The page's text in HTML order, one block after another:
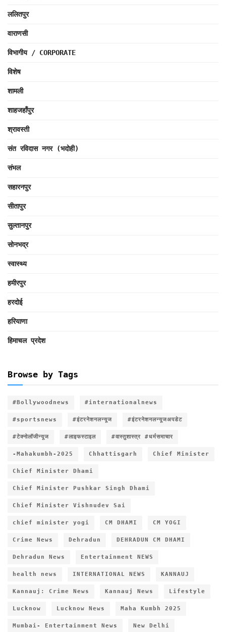
ललितपुर
वाराणसी
विभागीय / CORPORATE
विशेष
शामली
शाहजहाँपुर
श्रावस्ती
संत रविदास नगर (भदोही)
संभल
सहारनपुर
सीतापुर
सुल्तानपुर
सोनभद्र
स्वास्थ्य
हमीरपुर
हरदोई
हरियाणा
हिमाचल प्रदेश
Browse by Tags
#Bollywoodnews #internationalnews
#sportsnews #इंटरनेशनलन्यूज #इंटरनेशनलन्यूजअपडेट
#टेक्नोलॉजीन्यूज #लाइफस्टाइल #वास्तुशास्त्र #धर्मसमाचार
-Mahakumbh-2025 Chhattisgarh Chief Minister
Chief Minister Dhami
Chief Minister Pushkar Singh Dhami
Chief Minister Vishnudev Sai
chief minister yogi CM DHAMI CM YOGI
Crime News Dehradun DEHRADUN CM DHAMI
Dehradun News Entertainment NEWS
health news INTERNATIONAL NEWS KANNAUJ
Kannauj: Crime News Kannauj News Lifestyle
Lucknow Lucknow News Maha Kumbh 2025
Mumbai- Entertainment News New Delhi